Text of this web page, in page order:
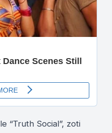
“Truth Social”, zoti